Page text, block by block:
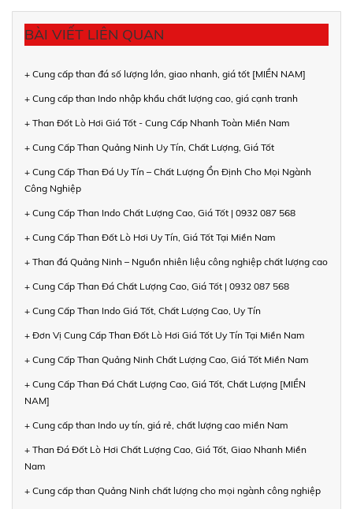
BÀI VIẾT LIÊN QUAN
+ Cung cấp than đá số lượng lớn, giao nhanh, giá tốt [MIỀN NAM]
+ Cung cấp than Indo nhập khẩu chất lượng cao, giá cạnh tranh
+ Than Đốt Lò Hơi Giá Tốt - Cung Cấp Nhanh Toàn Miền Nam
+ Cung Cấp Than Quảng Ninh Uy Tín, Chất Lượng, Giá Tốt
+ Cung Cấp Than Đá Uy Tín – Chất Lượng Ổn Định Cho Mọi Ngành
Công Nghiệp
+ Cung Cấp Than Indo Chất Lượng Cao, Giá Tốt | 0932 087 568
+ Cung Cấp Than Đốt Lò Hơi Uy Tín, Giá Tốt Tại Miền Nam
+ Than đá Quảng Ninh – Nguồn nhiên liệu công nghiệp chất lượng cao
+ Cung Cấp Than Đá Chất Lượng Cao, Giá Tốt | 0932 087 568
+ Cung Cấp Than Indo Giá Tốt, Chất Lượng Cao, Uy Tín
+ Đơn Vị Cung Cấp Than Đốt Lò Hơi Giá Tốt Uy Tín Tại Miền Nam
+ Cung Cấp Than Quảng Ninh Chất Lượng Cao, Giá Tốt Miền Nam
+ Cung Cấp Than Đá Chất Lượng Cao, Giá Tốt, Chất Lượng [MIỀN
NAM]
+ Cung cấp than Indo uy tín, giá rẻ, chất lượng cao miền Nam
+ Than Đá Đốt Lò Hơi Chất Lượng Cao, Giá Tốt, Giao Nhanh Miền
Nam
+ Cung cấp than Quảng Ninh chất lượng cho mọi ngành công nghiệp